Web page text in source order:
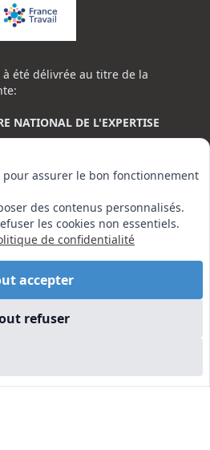
pour assurer le bon fonctionnement
des contenus personnalisés.
les cookies non essentiels.
de confidentialité
accepter
refuser
été délivrée au titre de la
NATIONAL DE L'EXPERTISE
(CNE)
Paris